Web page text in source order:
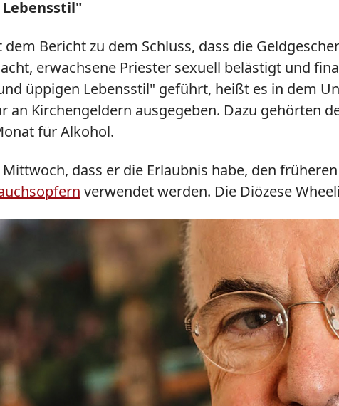
Bericht zu dem Schluss, dass die
erwachsene Priester sexuell belästigt und
üppigen Lebensstil" geführt, heißt es in dem
an Kirchengeldern ausgegeben. Dazu gehörten
für Alkohol.
dass er die Erlaubnis habe, den
verwendet werden. Die Diözese